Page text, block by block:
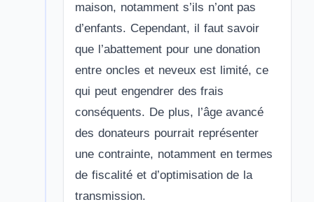
maison, notamment s’ils n’ont pas
d’enfants. Cependant, il faut savoir
que l’abattement pour une donation
entre oncles et neveux est limité, ce
qui peut engendrer des frais
conséquents. De plus, l’âge avancé
des donateurs pourrait représenter
une contrainte, notamment en termes
de fiscalité et d’optimisation de la
transmission.